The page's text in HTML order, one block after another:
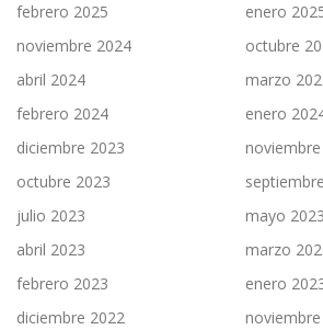
febrero 2025
enero
noviembre 2024
octubre
abril 2024
marzo
febrero 2024
enero
diciembre 2023
octubre 2023
julio 2023
mayo 2023
abril 2023
marzo
febrero 2023
enero
diciembre 2022